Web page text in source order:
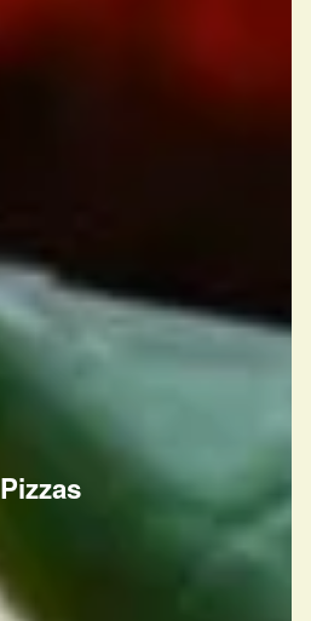
Pizzas